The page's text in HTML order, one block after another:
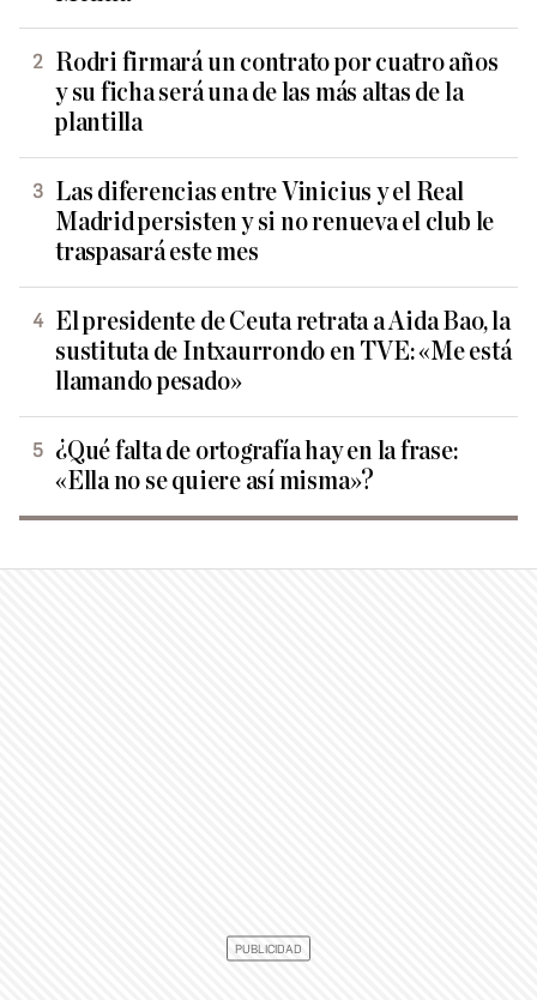
Rodri firmará un contrato por cuatro años
y su ficha será una de las más altas de la
plantilla
Las diferencias entre Vinicius y el Real
Madrid persisten y si no renueva el club le
traspasará este mes
El presidente de Ceuta retrata a Aida Bao, la
sustituta de Intxaurrondo en TVE: «Me está
llamando pesado»
¿Qué falta de ortografía hay en la frase:
«Ella no se quiere así misma»?